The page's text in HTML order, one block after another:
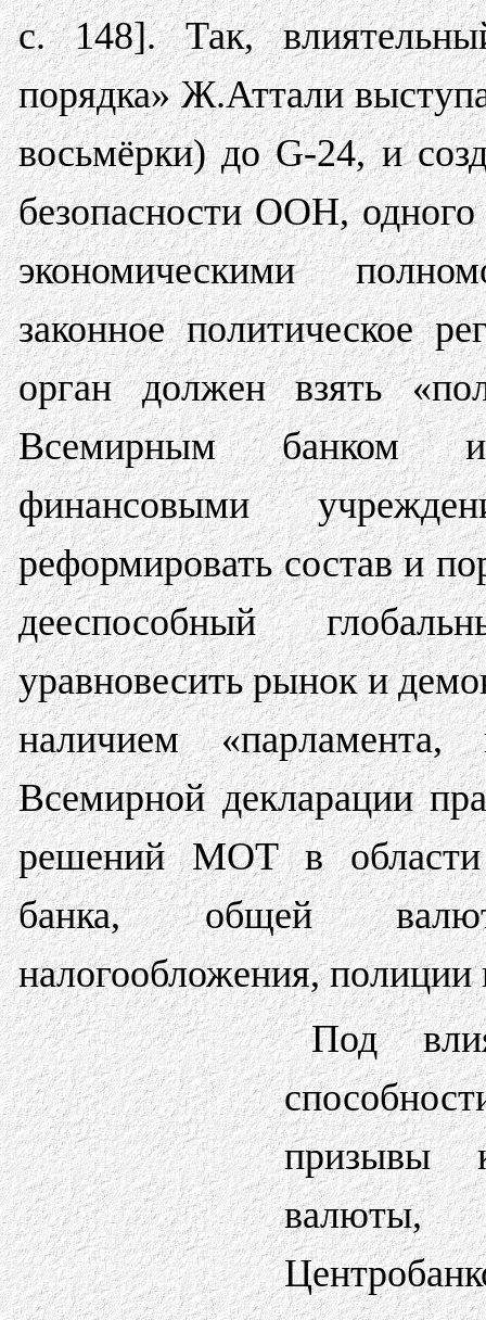
c. 148]. Так,
порядка» Ж.Аттали
восьмёрки) до G-24, и
безопасности ООН,
экономическими
законное политическое
орган должен взять
Всемирным банком
финансовыми
реформировать состав и
дееспособный
уравновесить рынок и
наличием «парламента,
Всемирной декларации
решений МОТ в области
банка, общей
налогообложения,
Под
призывы
валюты,